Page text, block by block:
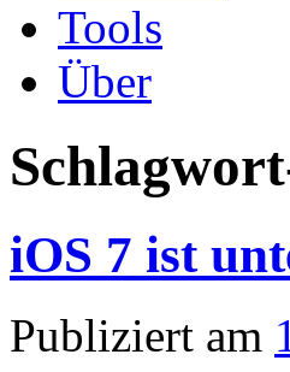
Tools
Über
iOS 7 ist
Publiziert am